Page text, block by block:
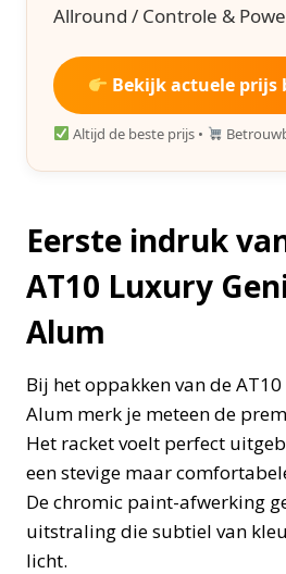
Allround / Controle &
Bekijk actuele prijs
Altijd de beste prijs •
Eerste indruk
AT10 Luxury
Alum
Bij het oppakken van de
Alum merk je meteen de
Het racket voelt perfect
een stevige maar
De chromic paint-afwerking
uitstraling die subtiel van
licht.